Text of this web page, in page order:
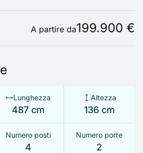
A partire da199.900 €
Lunghezza
487 cm
Altezza
136 cm
Numero posti
4
Numero porte
2